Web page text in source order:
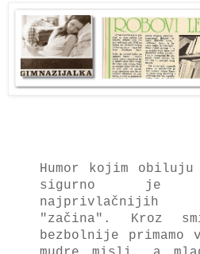
Humor kojim obiluju
sigurno je
najprivlačnijih
"začina". Kroz
bezbolnije